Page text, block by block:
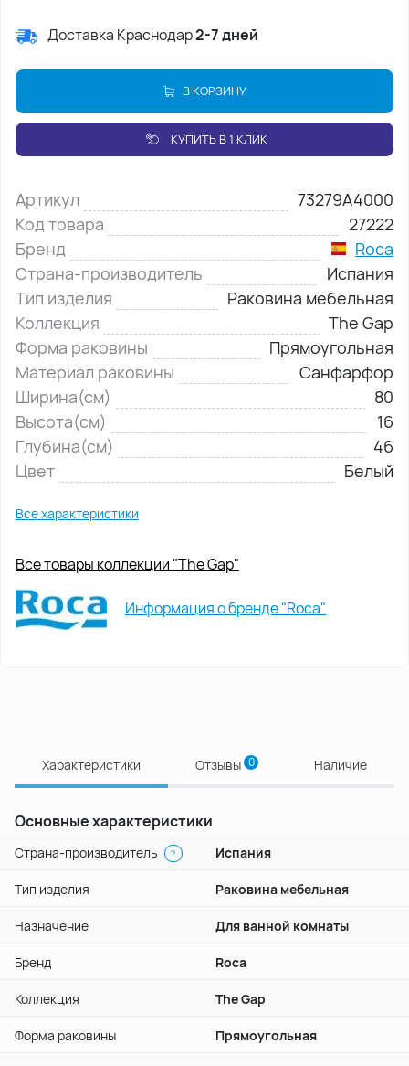
Доставка Краснодар2-7 дней
В КОРЗИНУ
КУПИТЬ В 1 КЛИК
Артикул
73279A4000
Код товара
27222
Бренд
Roca
Страна-производитель
Испания
Тип изделия
Раковина мебельная
Коллекция
The Gap
Форма раковины
Прямоугольная
Материал раковины
Санфарфор
Ширина(см)
80
Высота(см)
16
Глубина(см)
46
Цвет
Белый
Все характеристики
Все товары коллекции "The Gap"
Информация о бренде "Roca"
Характеристики Отзывы 0 Наличие
Основные характеристики
Страна-производитель ? Испания
Тип изделия Раковина мебельная
Назначение Для ванной комнаты
Бренд Roca
Коллекция The Gap
Форма раковины Прямоугольная